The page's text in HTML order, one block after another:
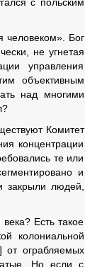
человеком». Бог
не угнетая
управления
объективным
над многими
Комитет
концентрации
те или
и
закрыли людей,
Есть такое
колониальной
от ограбляемых
Но если с